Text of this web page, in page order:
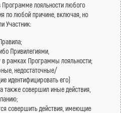
Программе лояльности любого
по любой причине, включая, но
Участник:
Привилегиями,
рамках Программы лояльности;
недостаточные/
идентифицировать его)
совершил иные действия,
совершить действия, имеющие